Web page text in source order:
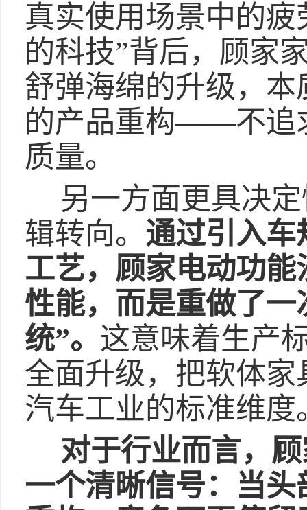
真实使用场景中的
的科技”背后，顾家
舒弹海绵的升级，
的产品重构——不追
质量。
另一方面更具决
辑转向。 通过引入车
工艺，顾家电动功能
性能，而是重做了
统”。 这意味着生产
全面升级，把软体
汽车工业的标准维度
对于行业而言，
一个清晰信号：
当头